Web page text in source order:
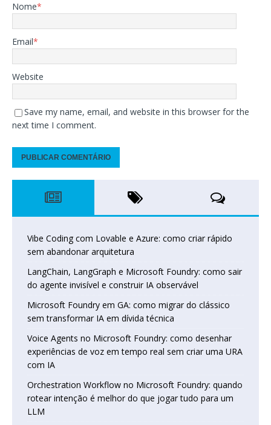
Nome*
Email*
Website
Save my name, email, and website in this browser for the
next time I comment.
Vibe Coding com Lovable e Azure: como criar rápido
sem abandonar arquitetura
LangChain, LangGraph e Microsoft Foundry: como sair
do agente invisível e construir IA observável
Microsoft Foundry em GA: como migrar do clássico
sem transformar IA em dívida técnica
Voice Agents no Microsoft Foundry: como desenhar
experiências de voz em tempo real sem criar uma URA
com IA
Orchestration Workflow no Microsoft Foundry: quando
rotear intenção é melhor do que jogar tudo para um
LLM